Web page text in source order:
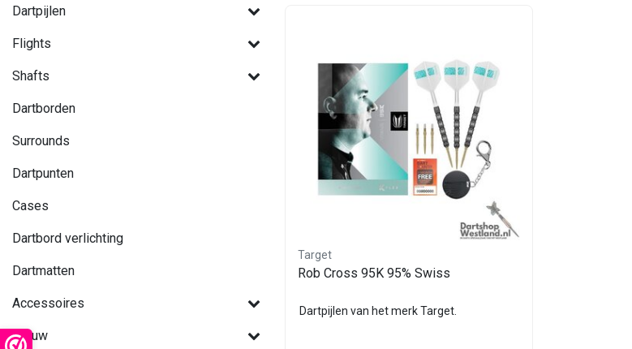
Dartpijlen
Flights
Shafts
Dartborden
Surrounds
Dartpunten
Cases
Dartbord verlichting
Dartmatten
Accessoires
Nieuw
Target
Rob Cross 95K 95% Swiss
Dartpijlen van het merk Target.